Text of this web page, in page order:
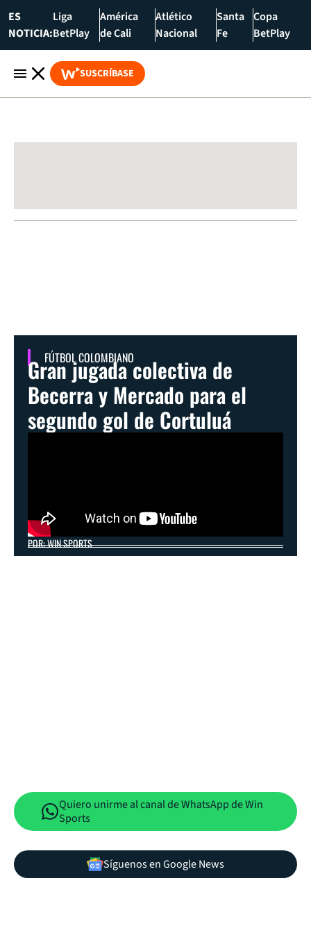
ES
NOTICIA:
Liga
BetPlay
América
de Cali
Atlético
Nacional
Santa
Fe
Copa
BetPlay
SUSCRÍBASE
FÚTBOL COLOMBIANO
Gran jugada colectiva de
Becerra y Mercado para el
segundo gol de Cortuluá
POR: WIN SPORTS
Quiero unirme al canal de WhatsApp de Win
Sports
Síguenos en Google News